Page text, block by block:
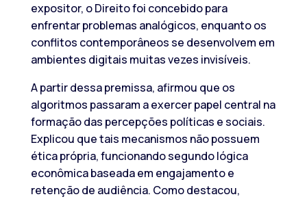
expositor, o Direito foi concebido para
enfrentar problemas analógicos, enquanto os
conflitos contemporâneos se desenvolvem em
ambientes digitais muitas vezes invisíveis.
A partir dessa premissa, afirmou que os
algoritmos passaram a exercer papel central na
formação das percepções políticas e sociais.
Explicou que tais mecanismos não possuem
ética própria, funcionando segundo lógica
econômica baseada em engajamento e
retenção de audiência. Como destacou,